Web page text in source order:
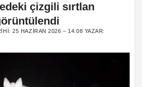
çizgili sırtlan
25 HAZIRAN 2026 – 14:08 YAZAR: